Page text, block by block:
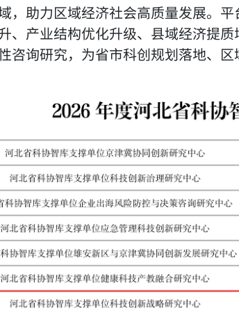
，助力区域经济社会高质量发展。
、产业结构优化升级、县域经济提
咨询研究，为省市科创规划落地、